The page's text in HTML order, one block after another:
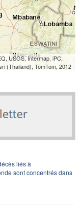
USGS, Intermap, iPC,
(Thailand), TomTom, 2012
liés à
sont concentrés dans